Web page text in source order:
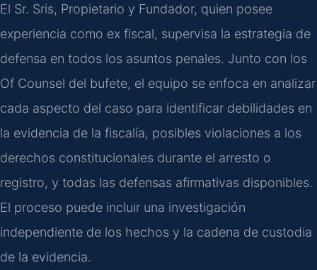
El Sr. Sris, Propietario y Fundador, quien posee
experiencia como ex fiscal, supervisa la estrategia de
defensa en todos los asuntos penales. Junto con los
Of Counsel del bufete, el equipo se enfoca en analizar
cada aspecto del caso para identificar debilidades en
la evidencia de la fiscalía, posibles violaciones a los
derechos constitucionales durante el arresto o
registro, y todas las defensas afirmativas disponibles.
El proceso puede incluir una investigación
independiente de los hechos y la cadena de custodia
de la evidencia.